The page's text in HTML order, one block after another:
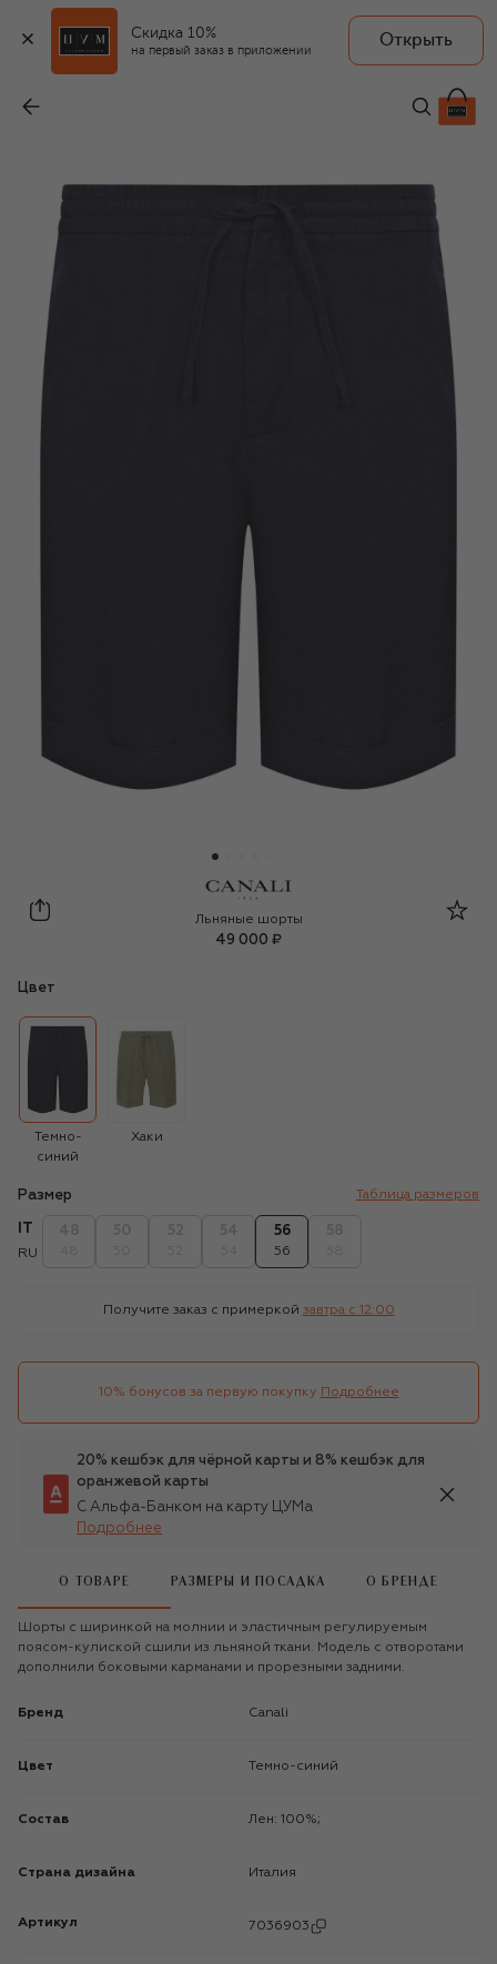
Скидка 10%
на первый заказ в приложении
Открыть
49 000 ₽
Canali
Льняные шорты
49 000 ₽
Цвет
Темно-
синий
Хаки
Размер Таблица размеров
RU
56
56
Получите заказ с примеркой завтра c 12:00
10% бонусов за первую покупку Подробнее
20% кешбэк для чёрной карты и 8% кешбэк для
оранжевой карты
С Альфа-Банком на карту ЦУМа
Подробнее
О ТОВАРЕ РАЗМЕРЫ И ПОСАДКА О БРЕНДЕ
Шорты с ширинкой на молнии и эластичным регулируемым
поясом-кулиской сшили из льняной ткани. Модель с отворотами
дополнили боковыми карманами и прорезными задними.
Бренд Canali
Цвет Темно-синий
Состав Лен: 100%;
Страна дизайна Италия
Артикул 7036903